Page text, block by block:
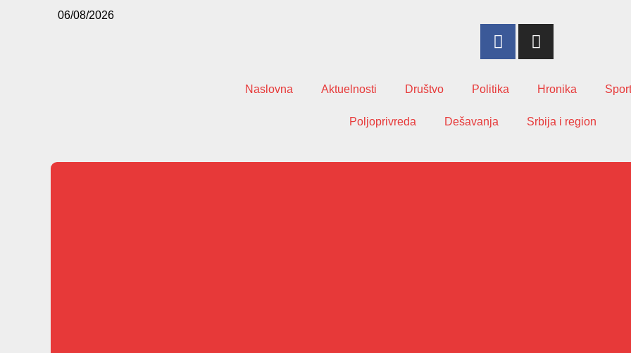
06/08/2026
Naslovna Aktuelnosti Društvo Politika Hronika
Poljoprivreda Dešavanja Srbija i region